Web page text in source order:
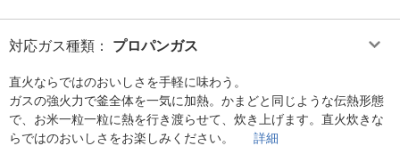
対応ガス種類 ： プロパンガス
直火ならではのおいしさを手軽に味わう。
ガスの強火力で釜全体を一気に加熱。かまどと同じような伝熱形態
で、お米一粒一粒に熱を行き渡らせて、炊き上げます。直火炊きな
らではのおいしさをお楽しみください。 詳細